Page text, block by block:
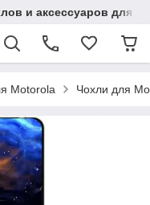
и аксессуаров для
Motorola Чохли для